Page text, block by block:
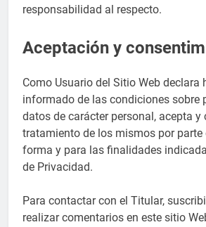
responsabilidad al respecto.
Aceptación y
Como Usuario del Sitio Web declara
informado de las condiciones sobre
datos de carácter personal, acepta y
tratamiento de los mismos por parte
forma y para las finalidades
de Privacidad.
Para contactar con el Titular,
realizar comentarios en este sitio